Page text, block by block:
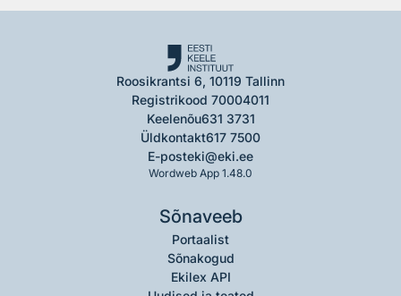
Roosikrantsi 6, 10119 Tallinn
Registrikood 70004011
Keelenõu631 3731
Üldkontakt617 7500
E-posteki@eki.ee
Wordweb App 1.48.0
Sõnaveeb
Portaalist
Sõnakogud
Ekilex API